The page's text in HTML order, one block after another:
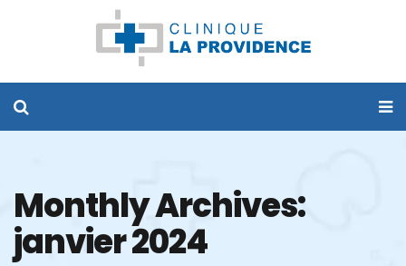
Monthly Archives:
janvier 2024